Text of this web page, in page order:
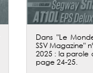
Dans "Le
SSV Magazine"
2025 : la parole
page 24-25.